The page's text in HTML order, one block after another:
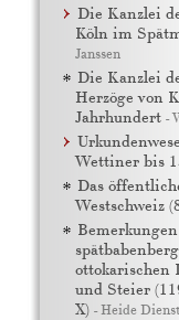
Die Kanzlei
Köln im
Janssen
Die Kanzlei
Herzöge von
Jahrhundert -
Wettiner bis
Das
Westschweiz
ottokarischen
und Steier
X) -Heide Dienst